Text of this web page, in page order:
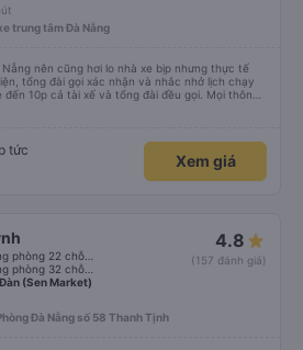
trung tâm Đà Nẵng
nên cũng hơi lo nhà xe bịp nhưng thực tế
10p cả tài xế và tổng đài đều gọi. Mọi thông
thoại tài xế đều trùng khớp trong email nhận
tức
Xem giá
4.8
(157 đánh giá)
(Sen Market)
Đà Nẵng số 58 Thanh Tịnh